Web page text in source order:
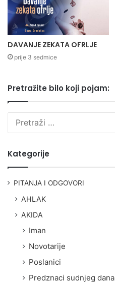
DAVANJE ZEKATA OFRLJE
prije 3 sedmice
Pretražite bilo koji pojam:
Kategorije
PITANJA I ODGOVORI
AHLAK
AKIDA
Iman
Novotarije
Poslanici
Predznaci sudnjeg dana